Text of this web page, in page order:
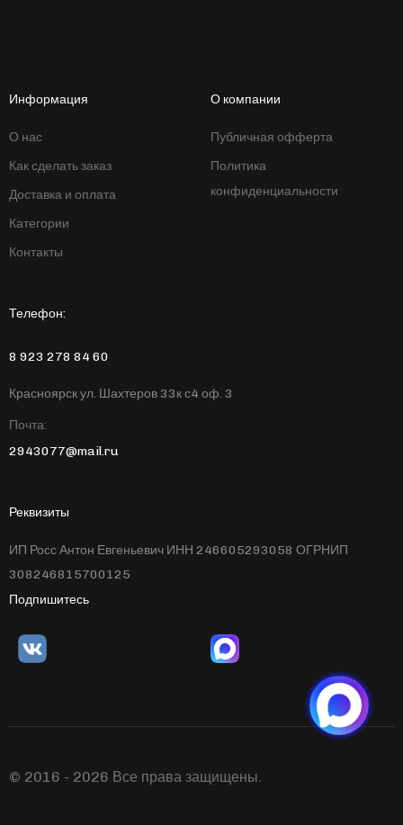
Информация
О нас
Как сделать заказ
Доставка и оплата
Категории
Контакты
О компании
Публичная офферта
Политика
конфиденциальности
Телефон:
8 923 278 84 60
Красноярск ул. Шахтеров 33к с4 оф. 3
Почта:
2943077@mail.ru
Реквизиты
ИП Росс Антон Евгеньевич ИНН 246605293058 ОГРНИП
308246815700125
Подпишитесь
© 2016 - 2026 Все права защищены.